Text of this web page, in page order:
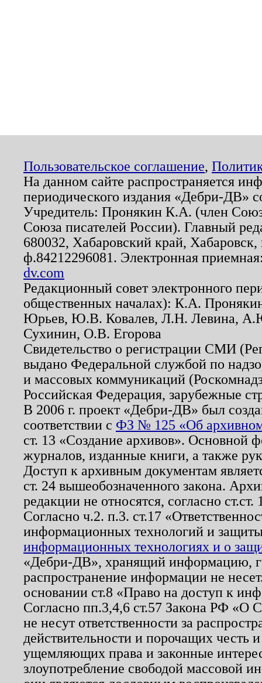
Пользовательское соглашение,
На данном сайте распространяется
периодического издания «Дебри-ДВ»
Учредитель: Пронякин К.А. (член
Союза писателей России). Главный
680032, Хабаровский край,
ф.84212296081. Электронная
dv.com
Редакционный совет электронного
общественных началах): К.А.
Юрьев, Ю.В. Ковалев, Л.Н. Левина,
Сухинин, О.В. Егорова
Свидетельство о регистрации СМИ
выдано Федеральной службой по
и массовых коммуникаций
Российская Федерация, зарубежные
В 2006 г. проект «Дебри-ДВ» был
соответствии с ФЗ № 125 «Об
ст. 13 «Создание архивов». Основной
журналов, изданные книги, а также
Доступ к архивным документам
ст. 24 вышеобозначенного закона.
редакции не относятся, согласно
Согласно ч.2. п.3. ст.17
информационных технологий и
информационных технологиях и о
«Дебри-ДВ», хранящий информацию,
распространение информации не
основании ст.8 «Право на доступ к
Согласно пп.3,4,6 ст.57 Закона РФ «О
не несут ответственности за
действительности и порочащих честь
ущемляющих права и законные
злоупотребление свободой массовой